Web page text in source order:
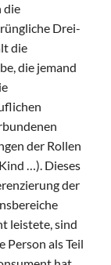
die
Drei-
die
die jemand
der Rollen
…). Dieses
der
leistete, sind
Person als Teil